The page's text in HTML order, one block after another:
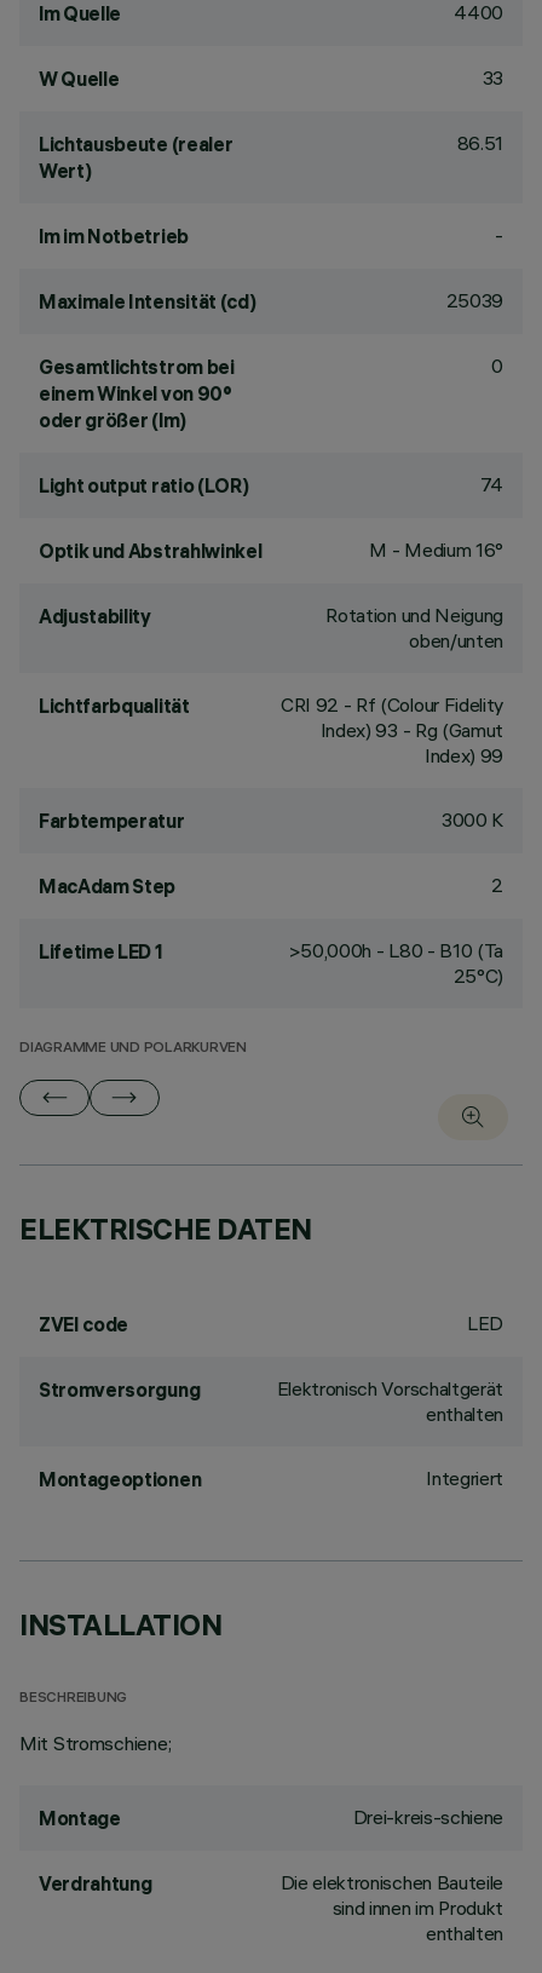
lm Quelle 4400
W Quelle 33
Lichtausbeute (realer
Wert)
86.51
lm im Notbetrieb -
Maximale Intensität (cd) 25039
Gesamtlichtstrom bei
einem Winkel von 90°
oder größer (lm)
0
Light output ratio (LOR) 74
Optik und Abstrahlwinkel M - Medium 16°
Adjustability
Rotation und Neigung
oben/unten
Lichtfarbqualität CRI 92 - Rf (Colour Fidelity
Index) 93 - Rg (Gamut
Index) 99
Farbtemperatur 3000 K
MacAdam Step 2
Lifetime LED 1
>50,000h - L80 - B10 (Ta
25°C)
DIAGRAMME UND POLARKURVEN
ELEKTRISCHE DATEN
ZVEI code LED
Stromversorgung
Elektronisch Vorschaltgerät
enthalten
Montageoptionen Integriert
INSTALLATION
BESCHREIBUNG
Mit Stromschiene;
Montage Drei-kreis-schiene
Verdrahtung
Die elektronischen Bauteile
sind innen im Produkt
enthalten